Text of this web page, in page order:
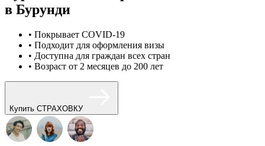
в Бурунди
• Покрывает COVID-19
• Подходит для оформления визы
• Доступна для граждан всех стран
• Возраст от 2 месяцев до 200 лет
Купить СТРАХОВКУ